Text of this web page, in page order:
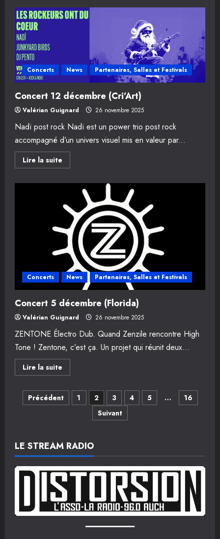
Concert
18
Concerts News Partenaires, Salles et Festivals
Concert 12 décembre (Cri’Art)
Valérian Guignard 26 novembre 2025
Nadï post rock Nadï est un power trio post rock
accompagné d’un univers visuel mis en valeur par...
Lire la suite
savoir
Concert
décembre
(Cri’Art)
Concerts News Partenaires, Salles et Festivals
Concert 5 décembre (Florida)
Valérian Guignard 26 novembre 2025
ZENTONE Électro Dub. Quand Zenzile rencontre High
Tone ! Zentone, c’est ça. Un projet qui réunit deux...
Lire la suite
savoir
Concert
5
décembre
Navigation
articles
Précédent 1 2 3 4 5 …
16
Suivant
LE STREAM RADIO